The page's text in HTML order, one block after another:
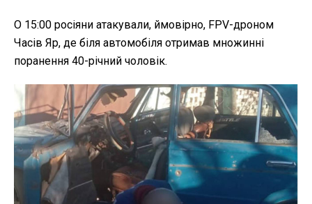
О 15:00 росіяни атакували, ймовірно, FPV-дроном
Часів Яр, де біля автомобіля отримав множинні
поранення 40-річний чоловік.